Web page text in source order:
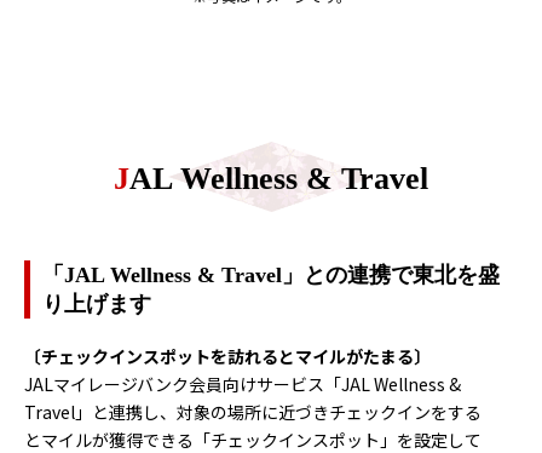
JAL Wellness & Travel
「JAL Wellness & Travel」との連携で東北を盛
り上げます
〔チェックインスポットを訪れるとマイルがたまる〕
JALマイレージバンク会員向けサービス「JAL Wellness &
Travel」と連携し、対象の場所に近づきチェックインをする
とマイルが獲得できる「チェックインスポット」を設定して